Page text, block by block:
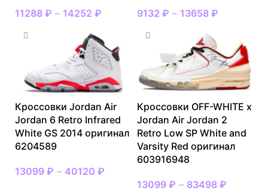
11288 ₽ – 14252 ₽ 9132 ₽ – 13658 ₽
Кроссовки Jordan Air
Jordan 6 Retro Infrared
White GS 2014 оригинал
6204589
13099 ₽ – 40120 ₽
Кроссовки OFF-WHITE x
Jordan Air Jordan 2
Retro Low SP White and
Varsity Red оригинал
603916948
13099 ₽ – 83498 ₽